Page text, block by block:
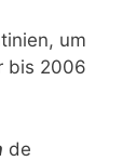
um
bis 2006
de